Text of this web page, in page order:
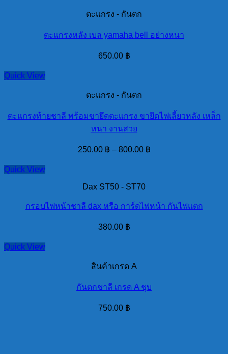
ตะแกรง - กันตก
ตะแกรงหลัง เบล yamaha bell อย่างหนา
650.00 ฿
Quick View
ตะแกรง - กันตก
ตะแกรงท้ายชาลี พร้อมขายึดตะแกรง ขายึดไฟเลี้ยวหลัง เหล็ก
หนา งานสวย
250.00 ฿ – 800.00 ฿
Quick View
Dax ST50 - ST70
กรอบไฟหน้าชาลี dax หรือ การ์ดไฟหน้า กันไฟแตก
380.00 ฿
Quick View
สินค้าเกรด A
กันตกชาลี เกรด A ชุบ
750.00 ฿